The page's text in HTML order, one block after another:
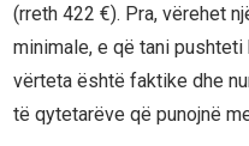
(rreth 422 €). Pra, vërehet
minimale, e që tani
vërteta është faktike dhe
të qytetarëve që punojnë